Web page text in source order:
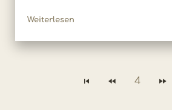
Weiterlesen
4